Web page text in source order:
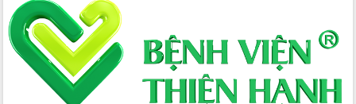
Lắk
Đắk Lắk nâng cao hiệu quả công tác
Đảng từ Sổ tay đảng viên điện tử
Đắk Lắk đẩy mạnh nuôi biển công
nghệ, hướng tới phát triển thủy sản